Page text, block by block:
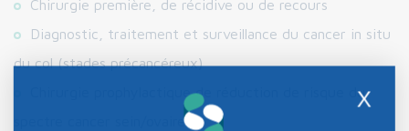
Chirurgie première, de récidive ou de recours
Diagnostic, traitement et surveillance du cancer in situ
du col (stades précancéreux)
Chirurgie prophylactique de réduction de risque du
spectre cancer sein/ovaire
X